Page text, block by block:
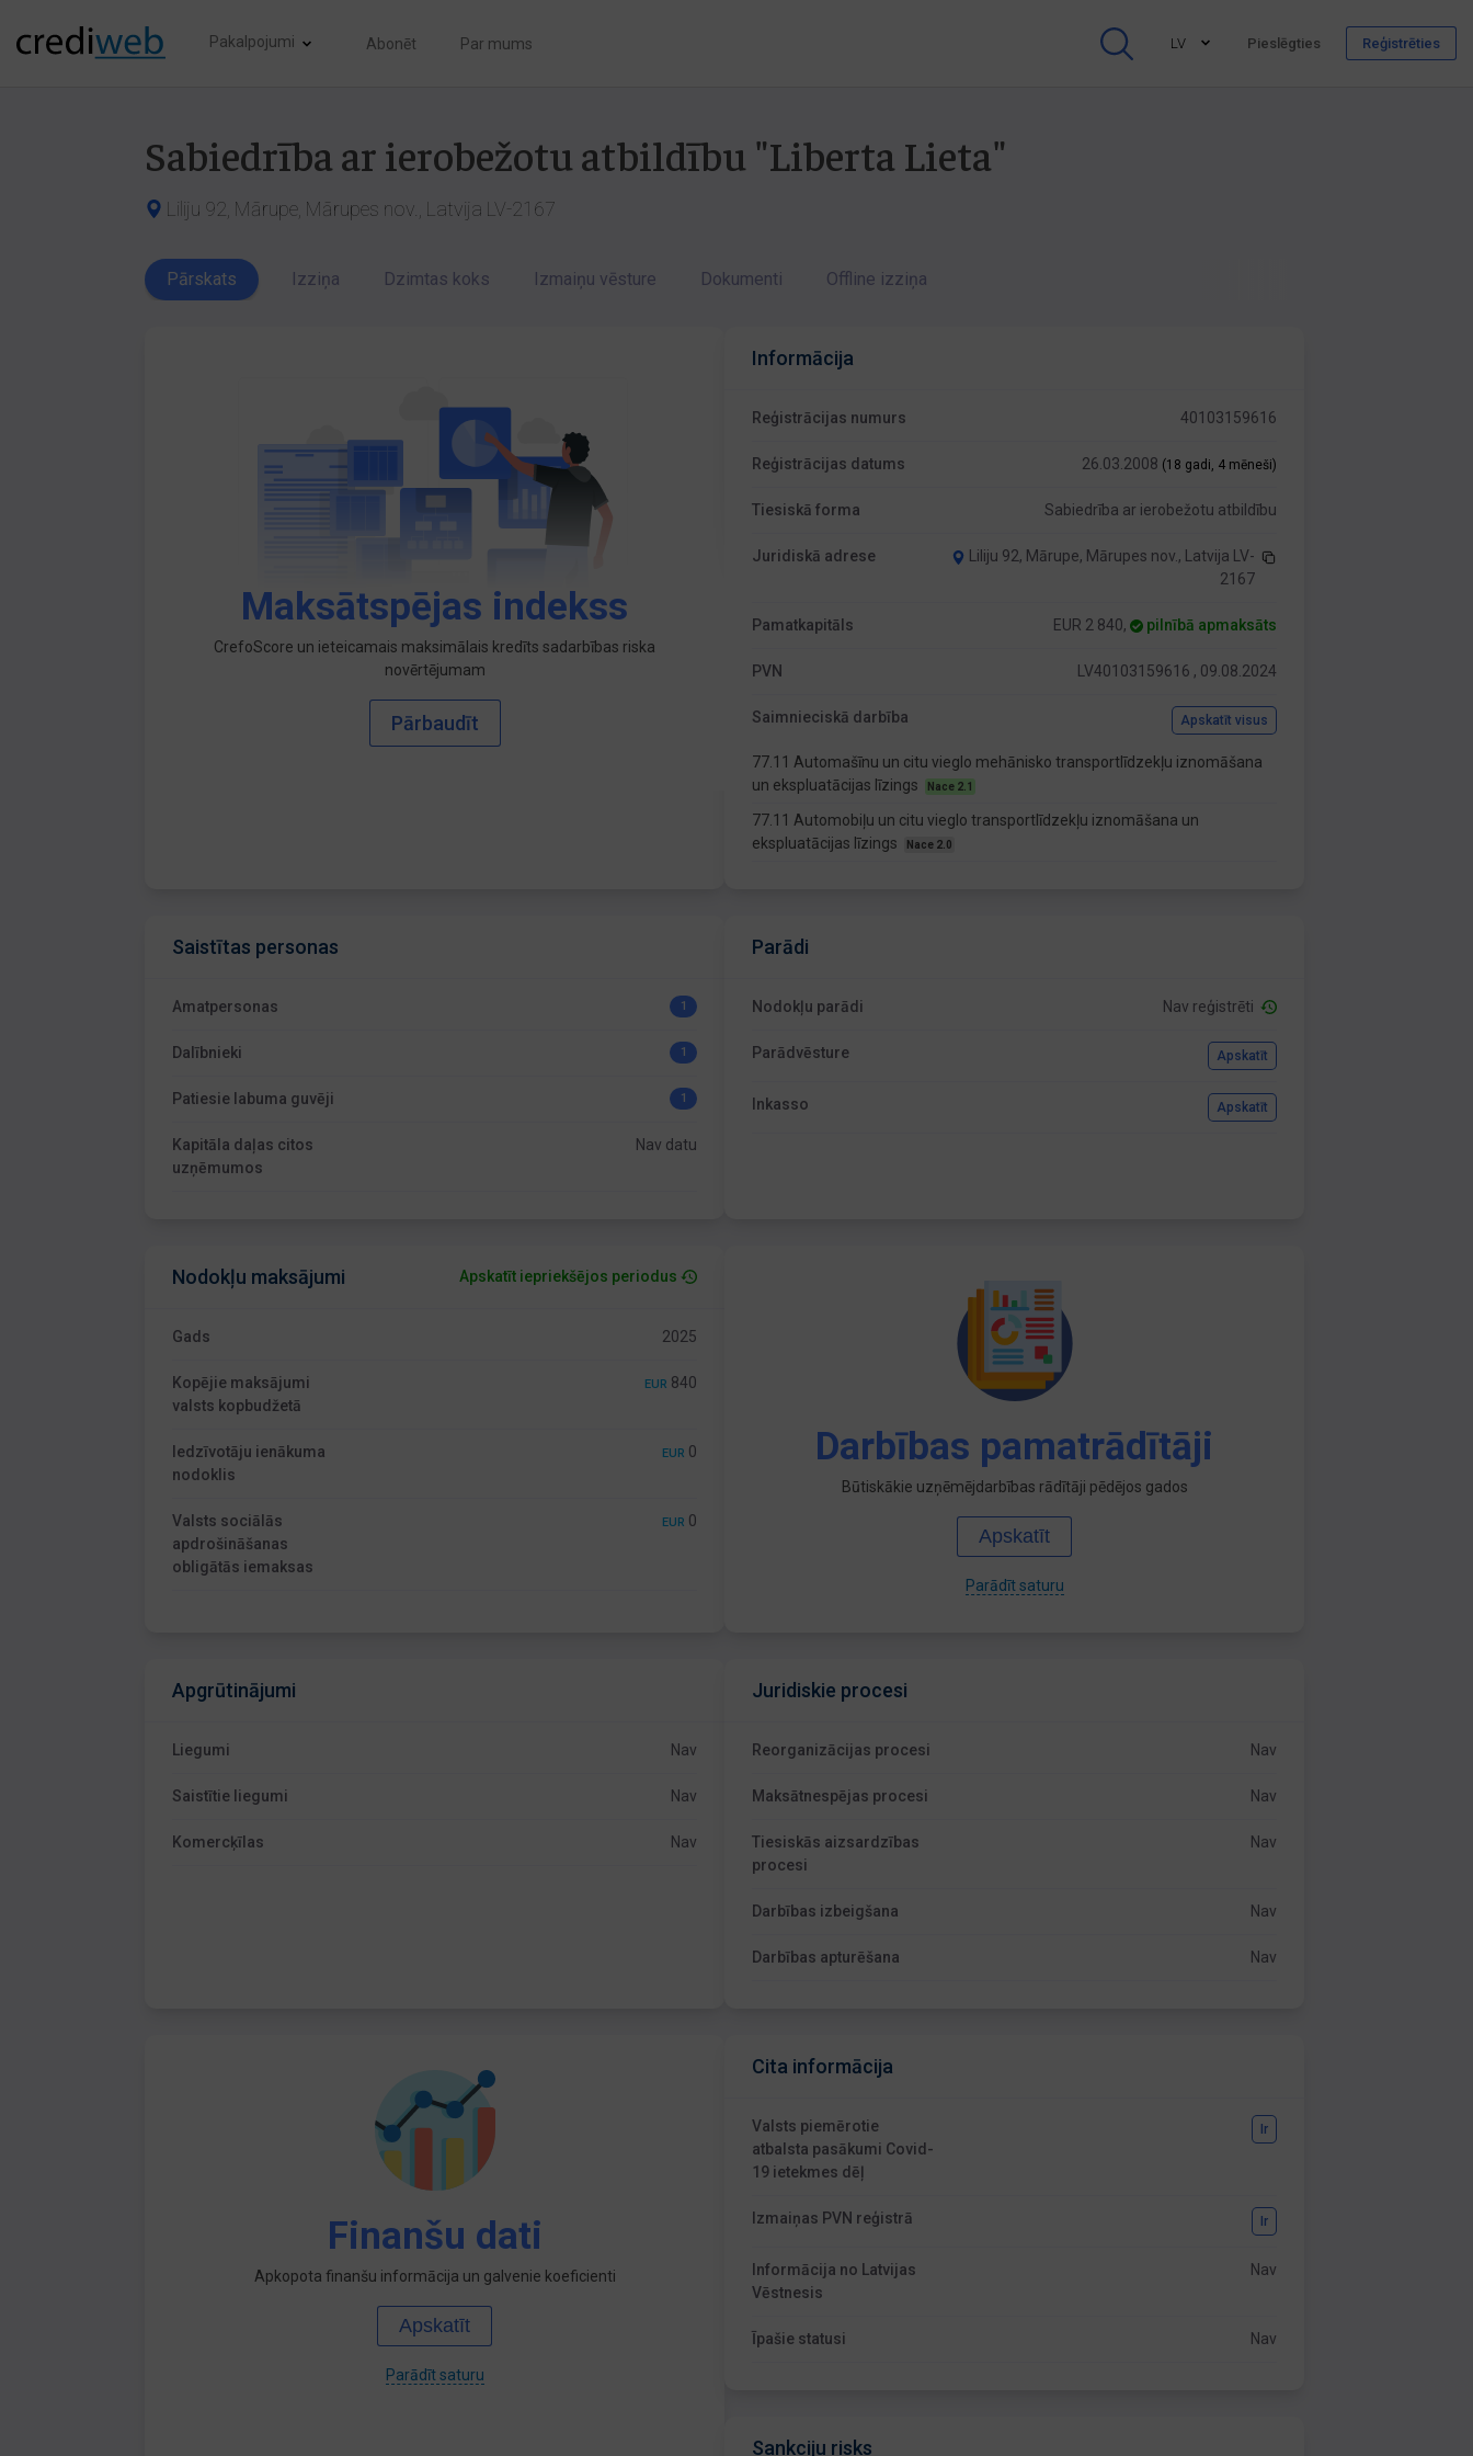
Pakalpojumi Abonēt Par mums LV Pieslēgties Reģistrēties
Sabiedrība ar ierobežotu atbildību "Liberta Lieta"
Liliju 92, Mārupe, Mārupes nov., Latvija LV-2167
Pārskats Izziņa Dzimtas koks Izmaiņu vēsture Dokumenti Offline izziņa
Maksātspējas indekss
CrefoScore un ieteicamais maksimālais kredīts sadarbības riska
novērtējumam
Pārbaudīt
Informācija
Reģistrācijas numurs 40103159616
Reģistrācijas datums 26.03.2008 (18 gadi, 4 mēneši)
Tiesiskā forma Sabiedrība ar ierobežotu atbildību
Juridiskā adrese
Liliju 92, Mārupe, Mārupes nov., Latvija LV-
2167
Pamatkapitāls EUR 2 840, pilnībā apmaksāts
PVN LV40103159616 , 09.08.2024
Saimnieciskā darbība Apskatīt visus
77.11 Automašīnu un citu vieglo mehānisko transportlīdzekļu iznomāšana
un ekspluatācijas līzings
Nace 2.1
77.11 Automobiļu un citu vieglo transportlīdzekļu iznomāšana un
ekspluatācijas līzings
Nace 2.0
Saistītas personas
Amatpersonas 1
Dalībnieki 1
Patiesie labuma guvēji 1
Kapitāla daļas citos
uzņēmumos
Nav datu
Parādi
Nodokļu parādi Nav reģistrēti
Parādvēsture Apskatīt
Inkasso Apskatīt
Nodokļu maksājumi Apskatīt iepriekšējos periodus
Gads 2025
Kopējie maksājumi
valsts kopbudžetā
EUR 840
Iedzīvotāju ienākuma
nodoklis
EUR 0
Valsts sociālās
apdrošināšanas
obligātās iemaksas
EUR 0
Darbības pamatrādītāji
Būtiskākie uzņēmējdarbības rādītāji pēdējos gados
Apskatīt
Parādīt saturu
Apgrūtinājumi
Liegumi Nav
Saistītie liegumi Nav
Komercķīlas Nav
Juridiskie procesi
Reorganizācijas procesi Nav
Maksātnespējas procesi Nav
Tiesiskās aizsardzības
procesi
Nav
Darbības izbeigšana Nav
Darbības apturēšana Nav
Finanšu dati
Apkopota finanšu informācija un galvenie koeficienti
Apskatīt
Parādīt saturu
Cita informācija
Valsts piemērotie
atbalsta pasākumi Covid-
19 ietekmes dēļ
Ir
Izmaiņas PVN reģistrā Ir
Informācija no Latvijas
Vēstnesis
Nav
Īpašie statusi Nav
Sankciju risks